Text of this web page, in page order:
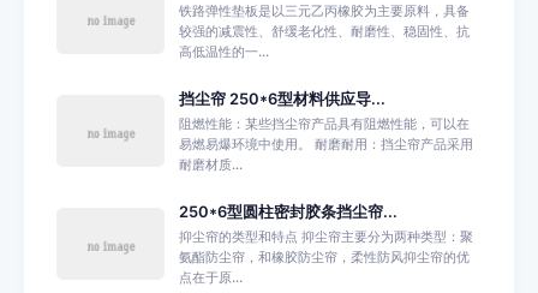
铁路弹性垫板是以三元乙丙橡胶为主要原料，具备
较强的减震性、舒缓老化性、耐磨性、稳固性、抗
高低温性的一...
挡尘帘 250*6型材料供应导...
阻燃性能：某些挡尘帘产品具有阻燃性能，可以在
易燃易爆环境中使用。 耐磨耐用：挡尘帘产品采用
耐磨材质...
250*6型圆柱密封胶条挡尘帘...
抑尘帘的类型和特点 抑尘帘主要分为两种类型：聚
氨酯防尘帘，和橡胶防尘帘，柔性防风抑尘帘的优
点在于原...